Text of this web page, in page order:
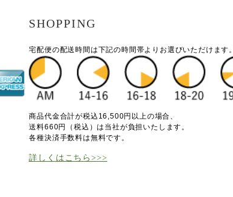
SHOPPING
宅配便の配送時間は下記の時間帯よりお選びいただけます。
商品代金合計が税込16,500円以上の場合、
送料660円（税込）は当社が負担いたします。
各種決済手数料は無料です。
詳しくはこちら>>>